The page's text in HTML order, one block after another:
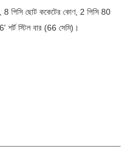
8 পিসি ছোট ককেটের কোণ, 2 পিসি 80
শর্ট স্টিল বার (66 সেমি)।